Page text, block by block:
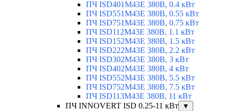
ПЧ ISD401M43E 380В, 0.4 кВт
ПЧ ISD551M43E 380В, 0.55 кВт
ПЧ ISD751M43E 380В, 0.75 кВт
ПЧ ISD112M43E 380В, 1.1 кВт
ПЧ ISD152M43E 380В, 1.5 кВт
ПЧ ISD222M43E 380В, 2.2 кВт
ПЧ ISD302M43E 380В, 3 кВт
ПЧ ISD402M43E 380В, 4 кВт
ПЧ ISD552M43E 380В, 5.5 кВт
ПЧ ISD752M43E 380В, 7.5 кВт
ПЧ ISD113M43E 380В, 11 кВт
ПЧ INNOVERT ISD 0.25-11 кВт
▼